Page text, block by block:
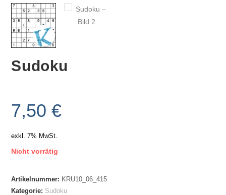
Sudoku
7,50€
exkl. 7% MwSt.
Nicht vorrätig
Artikelnummer: KRU10_06_415
Kategorie: Sudoku